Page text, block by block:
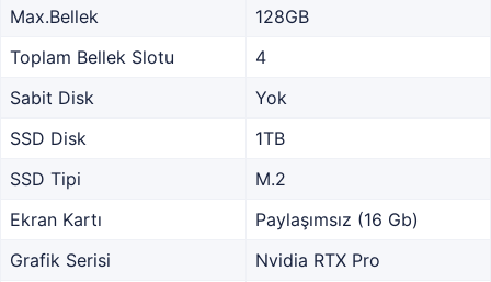
Max.Bellek
128GB
Toplam Bellek Slotu
4
Sabit Disk
Yok
SSD Disk
1TB
SSD Tipi
M.2
Ekran Kartı
Paylaşımsız (16 Gb)
Grafik Serisi
Nvidia RTX Pro